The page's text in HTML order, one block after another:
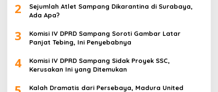
2
Sejumlah Atlet Sampang Dikarantina di Surabaya,
Ada Apa?
3
Komisi IV DPRD Sampang Soroti Gambar Latar
Panjat Tebing, Ini Penyebabnya
4
Komisi IV DPRD Sampang Sidak Proyek SSC,
Kerusakan Ini yang Ditemukan
Kalah Dramatis dari Persebaya, Madura United